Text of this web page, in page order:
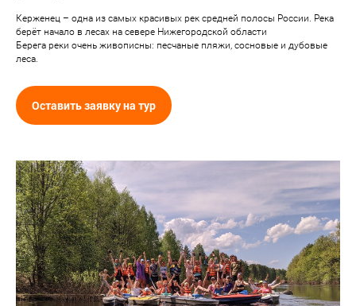
Керженец – одна из самых красивых рек средней полосы России. Река
берёт начало в лесах на севере Нижегородской области
Берега реки очень живописны: песчаные пляжи, сосновые и дубовые
леса.
Оставить заявку на тур